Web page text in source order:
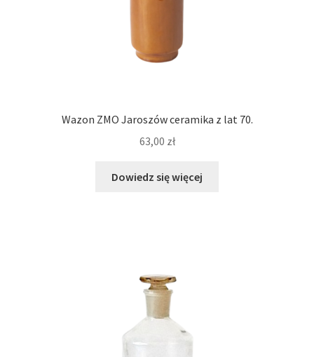
Wazon ZMO Jaroszów ceramika z lat 70.
63,00 zł
Dowiedz się więcej